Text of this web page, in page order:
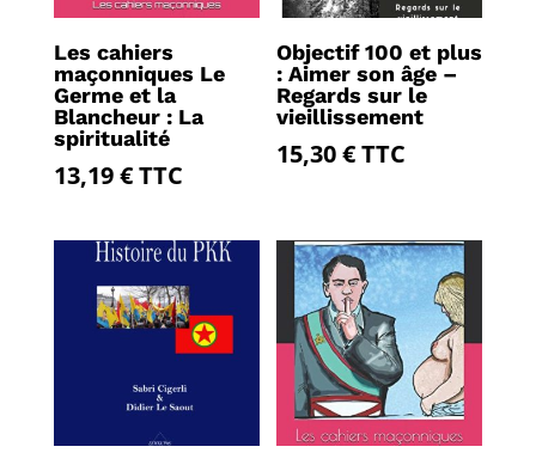
Les cahiers
maçonniques Le
Germe et la
Blancheur : La
spiritualité
13,19€TTC
Objectif 100 et plus
: Aimer son âge –
Regards sur le
vieillissement
15,30€TTC